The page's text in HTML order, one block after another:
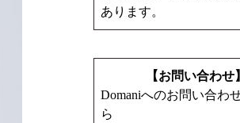
あります。
【お問い合わせ】
Domaniへのお問い合わ
ら